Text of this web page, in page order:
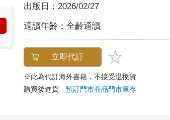
出版日： 2026/02/27
適讀年齡：全齡適讀
立即代訂
※此為代訂海外書籍，不接受退換貨
購買後進貨預訂門市商品門市庫存